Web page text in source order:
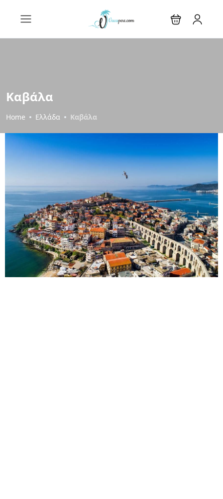
Καβάλα
Home Ελλάδα Καβάλα